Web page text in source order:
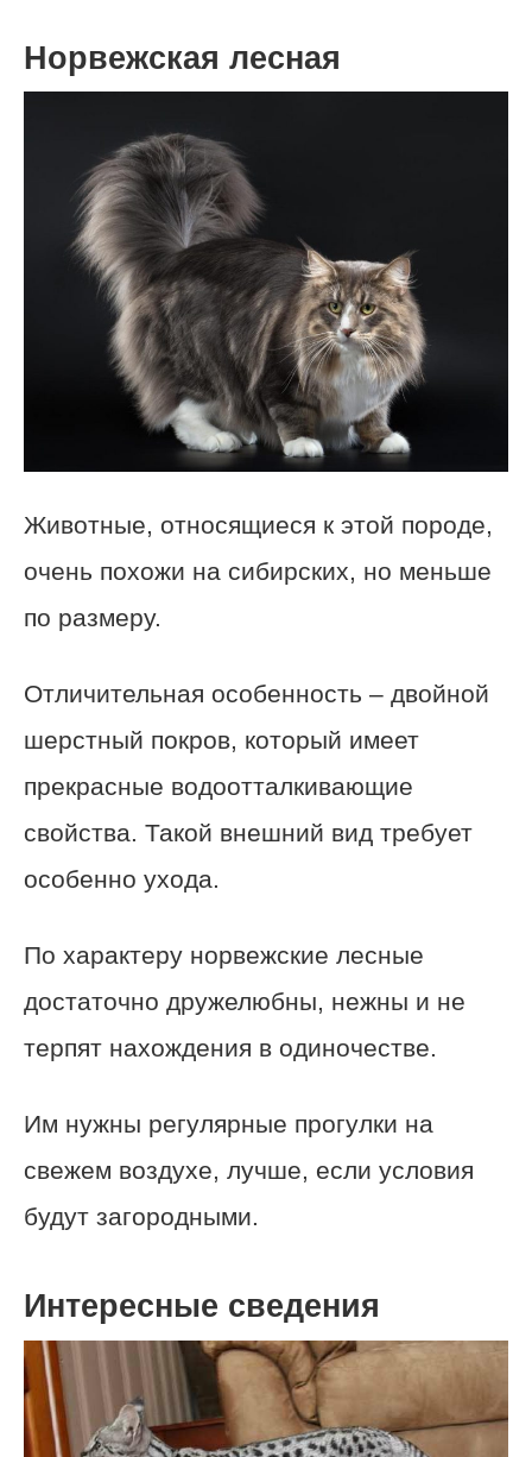
Норвежская лесная
Животные, относящиеся к этой породе,
очень похожи на сибирских, но меньше
по размеру.
Отличительная особенность – двойной
шерстный покров, который имеет
прекрасные водоотталкивающие
свойства. Такой внешний вид требует
особенно ухода.
По характеру норвежские лесные
достаточно дружелюбны, нежны и не
терпят нахождения в одиночестве.
Им нужны регулярные прогулки на
свежем воздухе, лучше, если условия
будут загородными.
Интересные сведения